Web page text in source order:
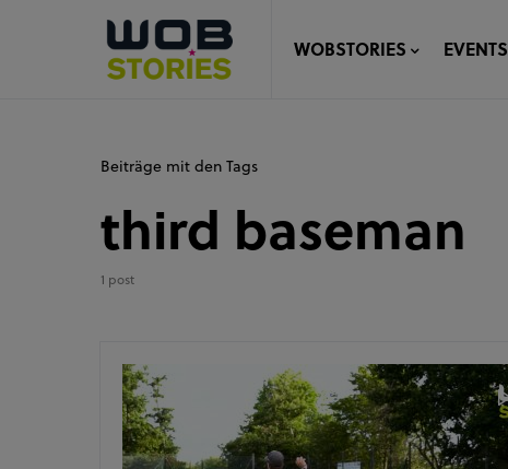
WOBSTORIES EVENTS
Beiträge mit den Tags
third baseman
1 post